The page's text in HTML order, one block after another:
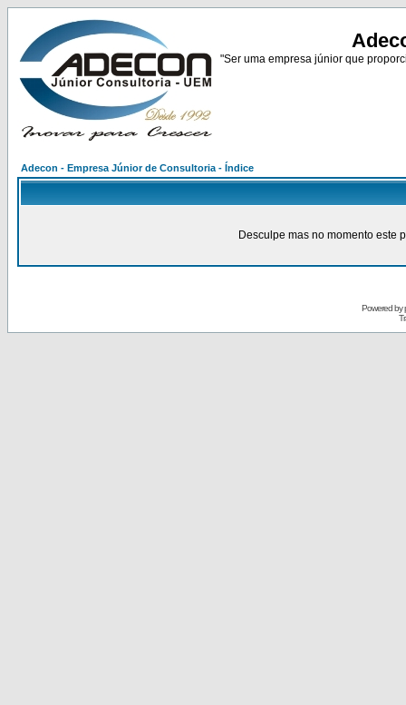
"Ser uma empresa júnior que
Adecon - Empresa Júnior de Consultoria - Índice
Desculpe mas no momento este
Powered by